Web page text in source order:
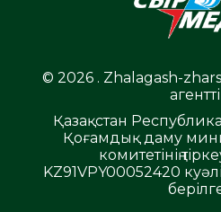
© 2026 . Zhalagash-
Қазақстан
Қоғамдық даму
комитетінің
KZ91VPY00052420